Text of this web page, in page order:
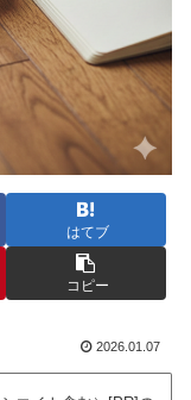
はてブ
コピー
2026.01.07